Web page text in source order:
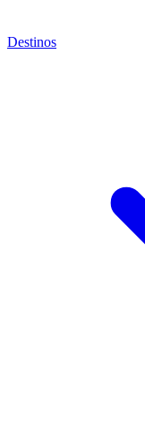
Destinos